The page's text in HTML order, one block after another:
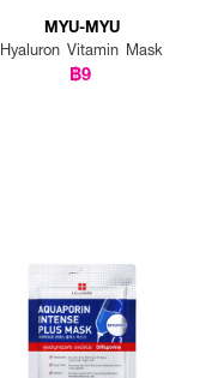
MYU-MYU
Hyaluron Vitamin Mask
฿9